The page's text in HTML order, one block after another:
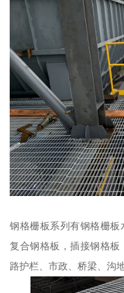
钢格栅板系列有钢格栅板
复合钢格板，插接钢格
路护栏、市政、桥梁、沟